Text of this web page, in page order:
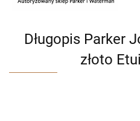
Długopis Parker
złoto